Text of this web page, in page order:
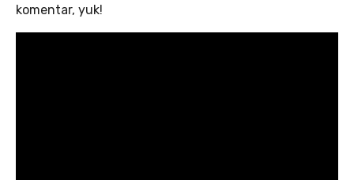
komentar, yuk!